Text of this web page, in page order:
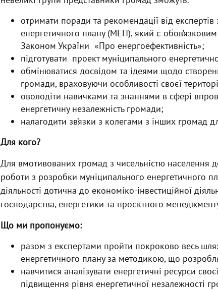
отримати поради та рекомендації від
енергетичного плану (МЕП), який є
Законом України «Про енергоефективність»;
підготувати проект муніципального
обмінюватися досвідом та ідеями щодо
громади, враховуючи особливості своєї
оволодіти навичками та знаннями в сфері
енергетичну незалежність громади;
налагодити зв’язки з колегами з інших громад
Для кого?
Для вмотивованих громад з чисельністю населення
роботи з розробки муніципального енергетичного
діяльності дотична до економіко-інвестиційної
господарства, енергетики та проєктного
Що ми пропонуємо:
разом з експертами пройти покроково весь
енергетичного плану за методикою, що
навчитися аналізувати енергетичні ресурси
підвищення рівня енергетичної незалежності